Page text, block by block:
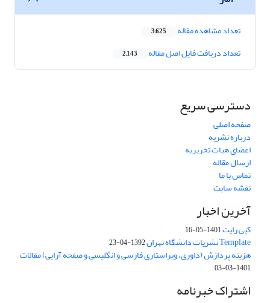
تعداد مشاهده مقاله 3,625
تعداد دریافت فایل اصل مقاله 2,143
دسترسی سریع
صفحه اصلی
درباره نشریه
اعضای هیات تحریریه
ارسال مقاله
تماس با ما
نقشه سایت
آخرین اخبار
کپی رایت1401-05-16
Template نشریات دانشگاه تهران 1392-04-23
هزینه پردازش (داوری، ویراستاری فارسی و انگلیسی و صفحه آرایی) مقالات
1401-03-03
اشتراک خبرنامه